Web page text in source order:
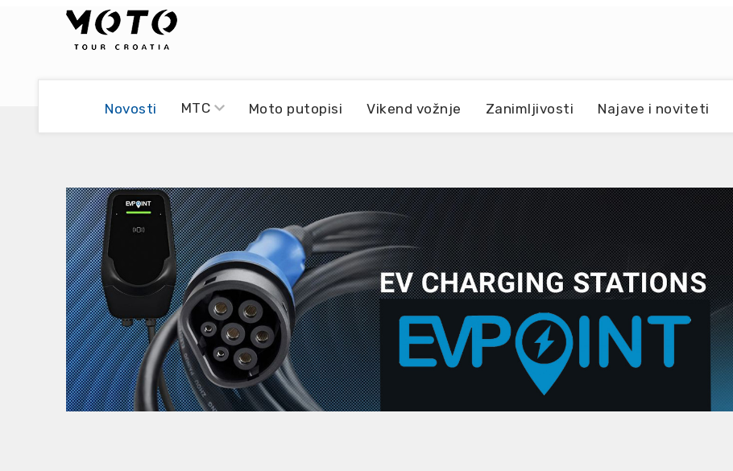
Novosti MTC Moto putopisi Vikend vožnje Zanimljivosti Najave i noviteti
Moto servisi
Impressum
Damir Pritišanac - Prile
Dario Dinter - Moto TOZ
Igor Kreč - UmPaDrum
Igor Kukec Brmbi
Slaven Gajdek
MTC - Moto Tour Croatia
Moto putopisi
Vikend vožnje
Zanimljivost